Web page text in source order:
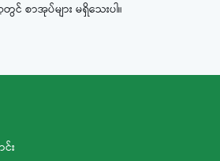
စာအုပ်များ မရှိသေးပါ။
း